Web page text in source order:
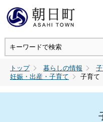
トップ 暮らしの情報
妊娠・出産・子育て
子育て